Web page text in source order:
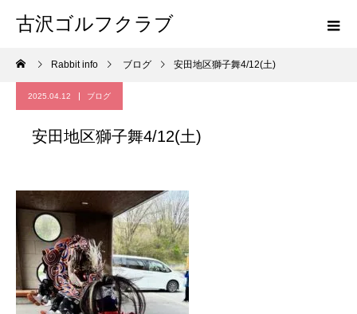
古沢ゴルフクラブ
Rabbit info ブログ 安田地区獅子舞4/12(土)
2025.04.12 ブログ
安田地区獅子舞4/12(土)